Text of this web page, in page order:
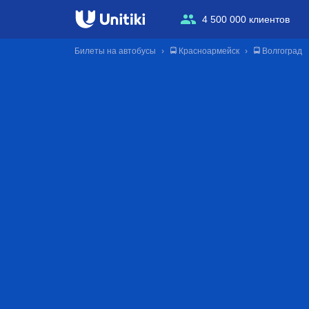
4 500 000 клиентов
Билеты на автобусы 🚍 Красноармейск 🚍 Волгоград